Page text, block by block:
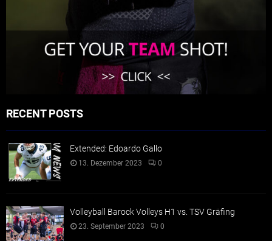
RECENT POSTS
Extended: Edoardo Gallo
13. Dezember 2023 0
Volleyball Barock Volleys H1 vs. TSV Gräfing
23. September 2023 0